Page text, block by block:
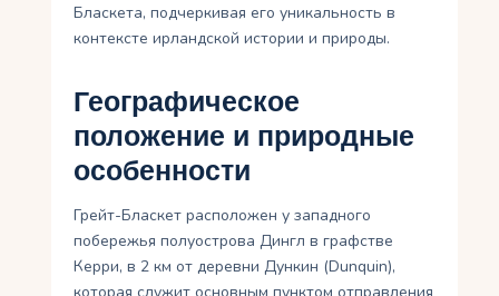
Бласкета, подчеркивая его уникальность в
контексте ирландской истории и природы.
Географическое
положение и природные
особенности
Грейт-Бласкет расположен у западного
побережья полуострова Дингл в графстве
Керри, в 2 км от деревни Дункин (Dunquin),